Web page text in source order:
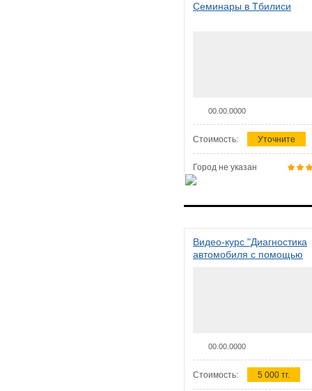
Семинары в Тбилиси
00.00.0000
Стоимость: Уточните
Город не указан
Видео-курс "Диагностика
автомобиля с помощью
00.00.0000
Стоимость: 5 000 тг.